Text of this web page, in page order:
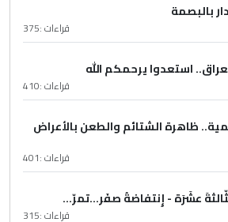
بالبصمة
قراءات :375
استعدوا يرحمكم الله
قراءات :410
ظاهرة الشتائم والطعن بالأعراض
قراءات :401
عشَرَة - إِنتفاضةُ صفَر…تمرّ...
قراءات :315